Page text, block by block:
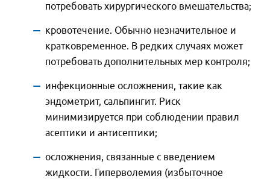
потребовать хирургического вмешательства;
кровотечение. Обычно незначительное и
кратковременное. В редких случаях может
потребовать дополнительных мер контроля;
инфекционные осложнения, такие как
эндометрит, сальпингит. Риск
минимизируется при соблюдении правил
асептики и антисептики;
осложнения, связанные с введением
жидкости. Гиперволемия (избыточное